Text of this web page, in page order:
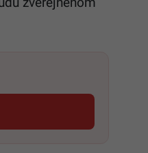
okne